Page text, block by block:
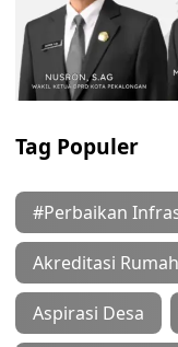
Tag Populer
#Perbaikan
Akreditasi
Aspirasi Desa